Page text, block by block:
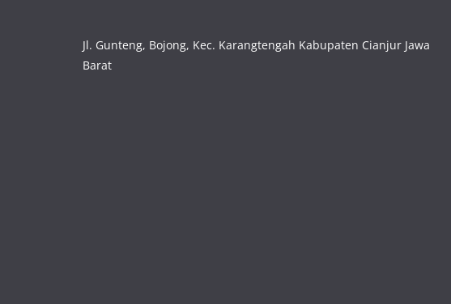
Jl. Gunteng, Bojong, Kec. Karangtengah Kabupaten Cianjur Jawa
Barat